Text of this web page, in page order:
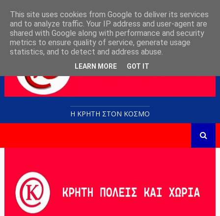
Η ΚΡΗΤΗ ΣΤΟN KOΣΜΟ
This site uses cookies from Google to deliver its services
and to analyze traffic. Your IP address and user-agent are
shared with Google along with performance and security
metrics to ensure quality of service, generate usage
statistics, and to detect and address abuse.
LEARN MORE GOT IT